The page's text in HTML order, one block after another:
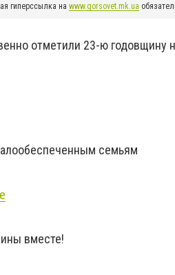
гиперссылка на www.gorsovet.mk.ua
отметили 23-ю годовщину
семьям
вместе!